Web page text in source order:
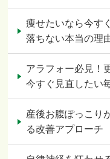
痩せたいなら今す
落ちない本当の理
アラフォー必見！
今すぐ見直したい
産後お腹ぽっこり
る改善アプローチ